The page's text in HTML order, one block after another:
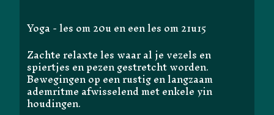
Yoga - les om 20u en een les om 21u15
Zachte relaxte les waar al je vezels en
spiertjes en pezen gestretcht worden.
Bewegingen op een rustig en langzaam
ademritme afwisselend met enkele yin
houdingen.